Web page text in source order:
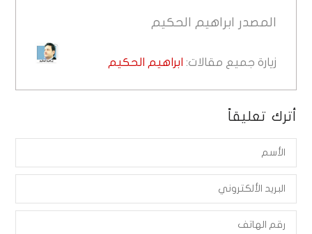
المصدر ابراهيم الحكيم
زيارة جميع مقالات: ابراهيم الحكيم
أترك تعليقاً